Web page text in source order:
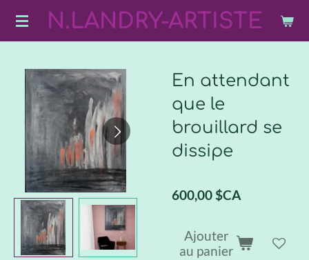
Passer
principal
N.LANDRY-ARTISTE
En attendant
que le
brouillard se
dissipe
600,00 $CA
Ajouter
au panier